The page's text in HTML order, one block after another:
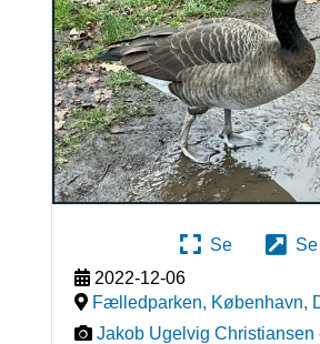
Se
2022-12-06
Fælledparken, København,
Jakob Ugelvig Christiansen